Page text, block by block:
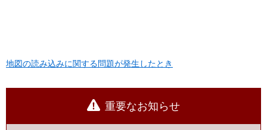
地図の読み込みに関する問題が発生したとき
重要なお知らせ